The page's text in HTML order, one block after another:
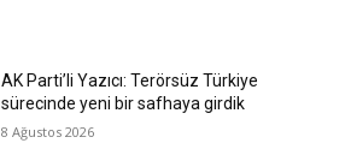
AK Parti’li Yazıcı: Terörsüz Türkiye
sürecinde yeni bir safhaya girdik
8 Ağustos 2026